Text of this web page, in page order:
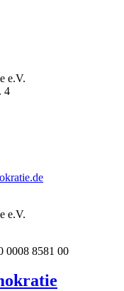
e.V.
4
e.V.
0008 8581 00